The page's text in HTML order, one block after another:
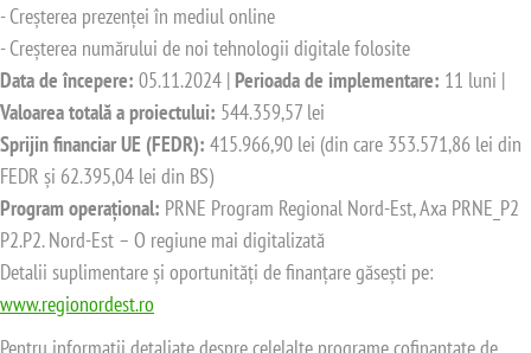
- Creșterea prezenței în mediul online
- Creșterea numărului de noi tehnologii digitale folosite
Data de începere: 05.11.2024 | Perioada de implementare: 11 luni |
Valoarea totală a proiectului: 544.359,57 lei
Sprijin financiar UE (FEDR): 415.966,90 lei (din care 353.571,86 lei din
FEDR și 62.395,04 lei din BS)
Program operațional: PRNE Program Regional Nord-Est, Axa PRNE_P2
P2.P2. Nord-Est – O regiune mai digitalizată
Detalii suplimentare și oportunități de finanțare găsești pe:
www.regionordest.ro